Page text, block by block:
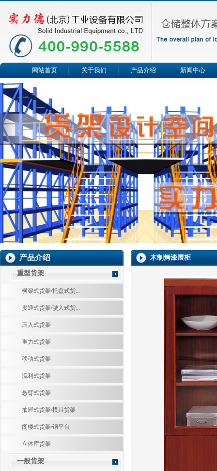
网站首页 关于我们 产品介绍 新闻中心
产品介绍
重型货架
横梁式货架/托盘式货...
贯通式货架/驶入式货...
压入式货架
重力式货架
移动式货架
流利式货架
悬臂式货架
抽屉式货架/模具货架
阁楼式货架/钢平台
立体库货架
一般货架
木制烤漆展柜